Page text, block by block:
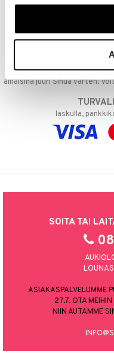
våra cookies vid
Ostamalla suuria eriä
alhaisina juuri Sinua varten!
laskulla,
SOITA TAI
ASIAKASPALVELUMME
27.7. OTA
NIIN AUTAMME